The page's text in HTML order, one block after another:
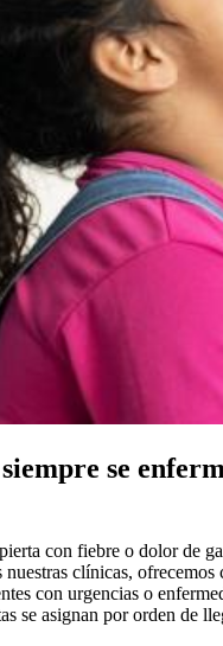
se
con fiebre o dolor de
nuestras clínicas, ofrecemos
con urgencias o
se asignan por orden de